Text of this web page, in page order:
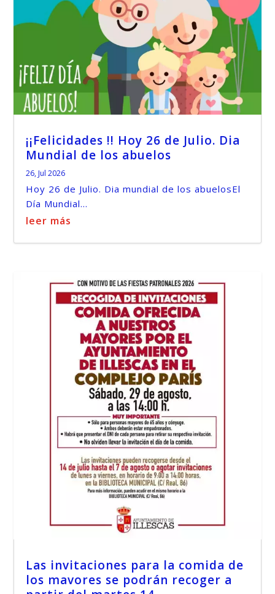
¡¡Felicidades !! Hoy 26 de Julio. Dia
Mundial de los abuelos
26, Jul 2026
Hoy 26 de Julio. Dia mundial de los abuelosEl
Día Mundial...
leer más
Las invitaciones para la comida de
los mavores se podrán recoger a